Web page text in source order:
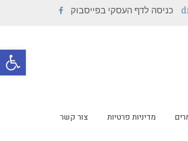
פתח
כניסה לדף העסקי בפייסבוק
מדיניות פרטיות צור קשר